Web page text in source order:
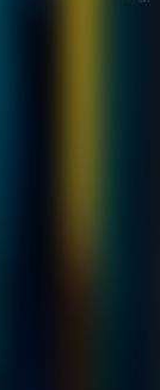
encaixam.